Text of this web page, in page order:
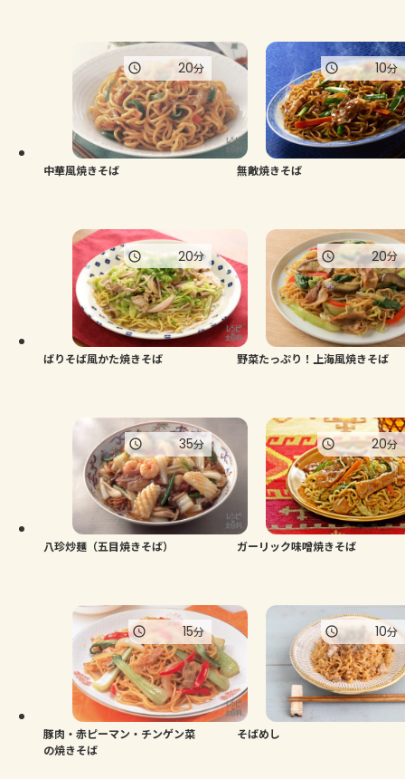
中華風焼きそば
20分
無敵焼きそば
10分
ばりそば風かた焼きそば
20分
野菜たっぷり！上海風焼きそば
20分
八珍炒麺（五目焼きそば）
35分
ガーリック味噌焼きそば
20分
豚肉・赤ピーマン・チンゲン菜
の焼きそば
15分
そばめし
10分